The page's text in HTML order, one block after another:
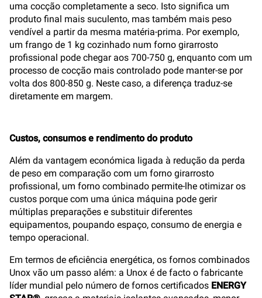
uma cocção completamente a seco. Isto significa um
produto final mais suculento, mas também mais peso
vendível a partir da mesma matéria-prima. Por exemplo,
um frango de 1 kg cozinhado num forno girarrosto
profissional pode chegar aos 700-750 g, enquanto com um
processo de cocção mais controlado pode manter-se por
volta dos 800-850 g. Neste caso, a diferença traduz-se
diretamente em margem.
Custos, consumos e rendimento do produto
Além da vantagem económica ligada à redução da perda
de peso em comparação com um forno girarrosto
profissional, um forno combinado permite-lhe otimizar os
custos porque com uma única máquina pode gerir
múltiplas preparações e substituir diferentes
equipamentos, poupando espaço, consumo de energia e
tempo operacional.
Em termos de eficiência energética, os fornos combinados
Unox vão um passo além: a Unox é de facto o fabricante
líder mundial pelo número de fornos certificados ENERGY